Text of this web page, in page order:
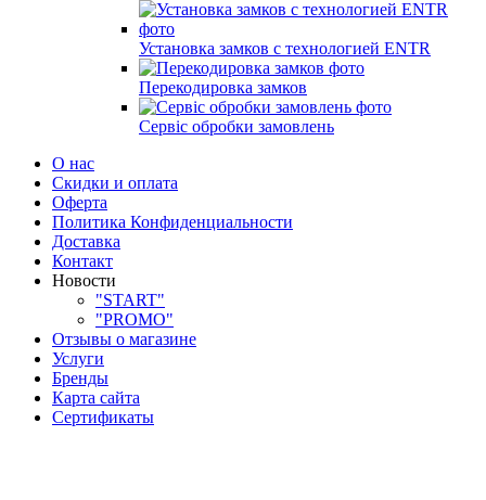
Установка замков с технологией ENTR
Перекодировка замков
Сервіс обробки замовлень
О нас
Скидки и оплата
Оферта
Политика Конфиденциальности
Доставка
Контакт
Новости
"START"
"PROMO"
Отзывы о магазине
Услуги
Бренды
Карта сайта
Сертификаты